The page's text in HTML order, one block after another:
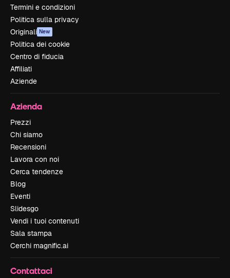
Termini e condizioni
Politica sulla privacy
Originali New
Politica dei cookie
Centro di fiducia
Affiliati
Aziende
Azienda
Prezzi
Chi siamo
Recensioni
Lavora con noi
Cerca tendenze
Blog
Eventi
Slidesgo
Vendi i tuoi contenuti
Sala stampa
Cerchi magnific.ai
Contattaci